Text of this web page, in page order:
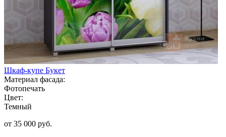
Шкаф-купе Букет
Материал фасада:
Фотопечать
Цвет:
Темный
от 35 000 руб.